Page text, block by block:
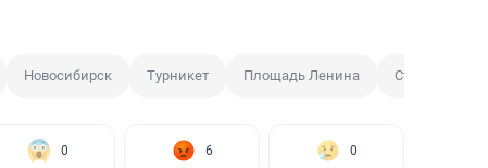
Новосибирск Турникет Площадь Ленина Станция метро
0 6 0